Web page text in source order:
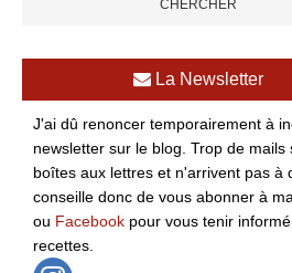
La Newsletter
J'ai dû renoncer temporairement à
newsletter sur le blog. Trop de mails
boîtes aux lettres et n'arrivent pas à
conseille donc de vous abonner à
ou Facebook pour vous tenir
recettes.